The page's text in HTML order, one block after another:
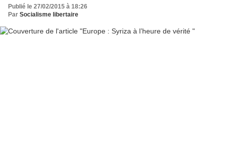
Publié le 27/02/2015 à 18:26
Par Socialisme libertaire